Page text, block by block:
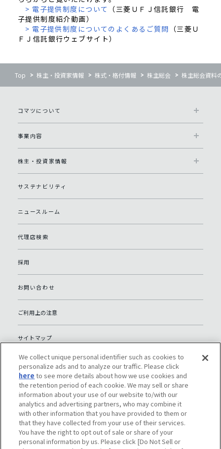
> 電子提供制度について
（三菱ＵＦＪ信託銀行 電
子提供制度紹介動画）
> 電子提供制度についてのよくあるご質問 （三菱Ｕ
ＦＪ信託銀行ウェブサイト）
Top 株主・投資家情報 株式・格付情報 株主総会 株主総会資料
コマツについて
事業内容
株主・投資家情報
サステナビリティ
ニュースルーム
代理店検索
採用
お問い合わせ
ご利用上の注意
サイトマップ
グローバルプライバシーポリシー
個人情報保護への取り組み（日本）
ソーシャルメディアポリシー
Do Not Sell or Share My Personal Information
We collect unique personal identifier such as cookies to
personalize ads and to analyze our traffic. Please click
here to see more details about how we use cookies and
the retention period of each cookie. We may sell or share
information about your use of our website to/with our
analytics and advertising partners, who may combine it
with other information that you have provided to them or
that they have collected from your use of their services.
You have the right to opt out of sale or share of your
personal information by us. Please click [Do Not Sell or